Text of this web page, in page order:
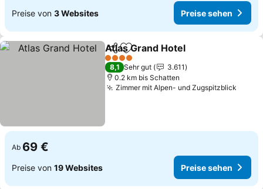
Preise von 3 Websites Preise sehen
TeilenZu Favoriten hinzufügen
Atlas Grand Hotel
4 Sterne
8,1 Sehr gut
3.611
0.2 km bis Schatten
Zimmer mit Alpen- und Zugspitzblick
Ab 69 €
Preise von 19 Websites Preise sehen